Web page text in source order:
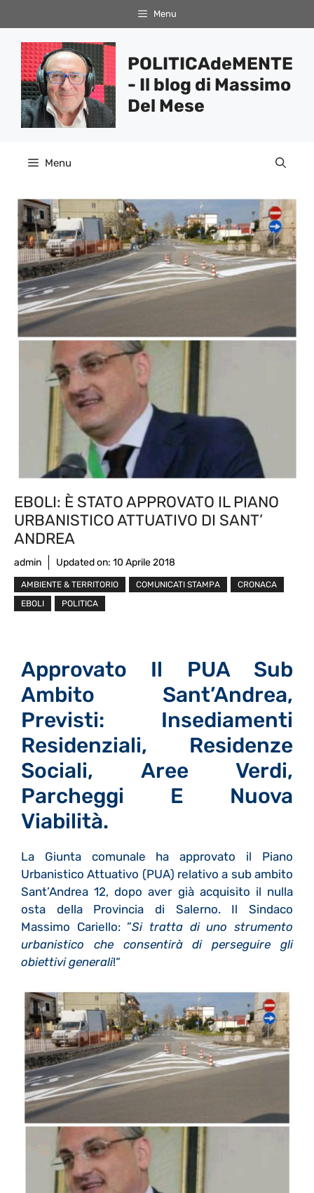
al
contenuto
Menu
POLITICAdeMENTE
- Il blog di Massimo
Del Mese
Menu
EBOLI: È STATO APPROVATO IL PIANO
URBANISTICO ATTUATIVO DI SANT’
ANDREA
admin Updated on: 10 Aprile 2018
AMBIENTE & TERRITORIO COMUNICATI STAMPA
CRONACA
EBOLI
POLITICA
Approvato Il PUA Sub
Ambito Sant’Andrea,
Previsti: Insediamenti
Residenziali, Residenze
Sociali, Aree Verdi,
Parcheggi E Nuova
Viabilità.
La Giunta comunale ha approvato il Piano
Urbanistico Attuativo (PUA) relativo a sub ambito
Sant’Andrea 12, dopo aver già acquisito il nulla
osta della Provincia di Salerno. Il Sindaco
Massimo Cariello: ”Si tratta di uno strumento
urbanistico che consentirà di perseguire gli
obiettivi generali!“